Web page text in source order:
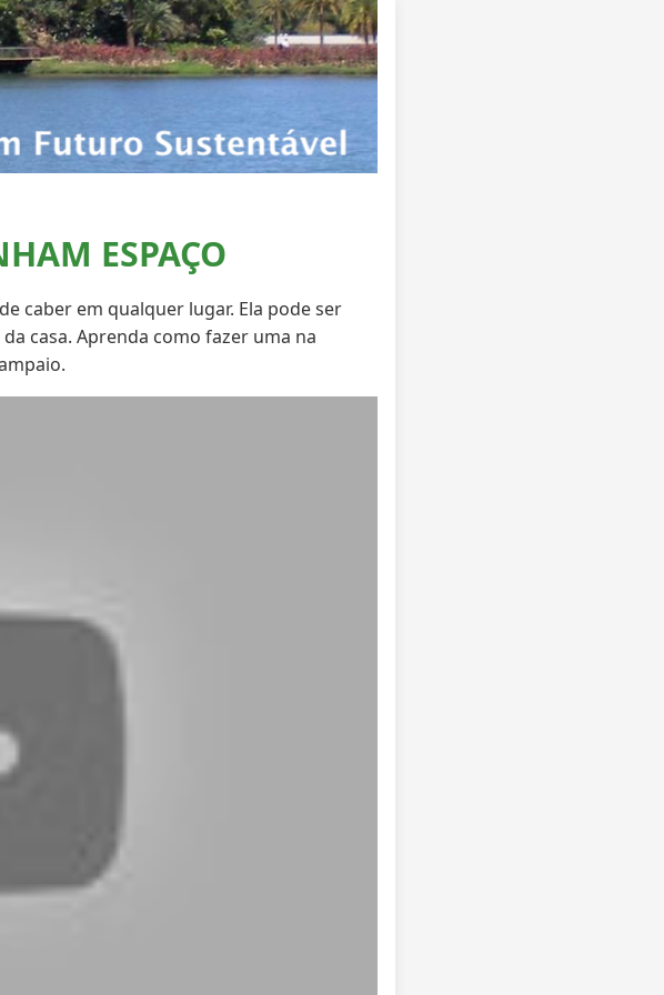
ESPAÇO
caber em qualquer lugar. Ela pode ser
casa. Aprenda como fazer uma na